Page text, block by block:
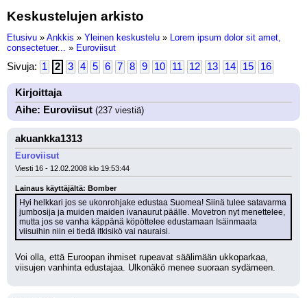
Keskustelujen arkisto
Etusivu » Ankkis » Yleinen keskustelu » Lorem ipsum dolor sit amet,
consectetuer... » Euroviisut
Sivuja: 1 2 3 4 5 6 7 8 9 10 11 12 13 14 15 16
Kirjoittaja
Aihe: Euroviisut (237 viestiä)
akuankka1313
Euroviisut
Viesti 16 - 12.02.2008 klo 19:53:44
Lainaus käyttäjältä: Bomber
Hyi helkkari jos se ukonrohjake edustaa Suomea! Siinä tulee satavarma
jumbosija ja muiden maiden ivanaurut päälle. Movetron nyt menettelee,
mutta jos se vanha käppänä köpöttelee edustamaan Isäinmaata
viisuihin niin ei tiedä itkisikö vai nauraisi.
Voi olla, että Euroopan ihmiset rupeavat säälimään ukkoparkaa,
viisujen vanhinta edustajaa. Ulkonäkö menee suoraan sydämeen.